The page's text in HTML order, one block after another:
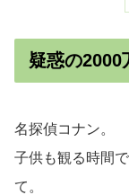
疑惑の2000
名探偵コナン。
子供も観る時間
て。